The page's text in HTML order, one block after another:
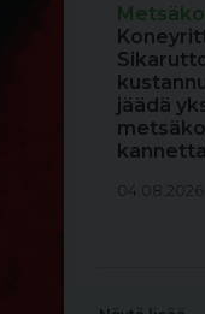
jäädä
04.08.2026